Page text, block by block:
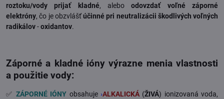
roztoku/vodyprijať kladné, aleboodovzdať voľné záporné
elektróny, čo je obzvlášťúčinné pri neutralizácii škodlivých voľných
radikálov-oxidantov.
Záporné a kladné ióny výrazne menia vlastnosti
a použitie vody:
✅ ZÁPORNÉ IÓNY obsahuje ›ALKALICKÁ(ŽIVÁ) ionizovaná voda,